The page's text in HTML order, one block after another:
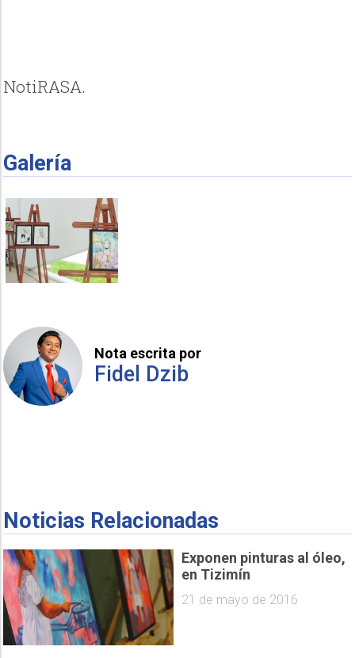
NotiRASA.
Galería
Nota escrita por
Fidel Dzib
Noticias Relacionadas
Exponen pinturas al óleo,
en Tizimín
21 de mayo de 2016